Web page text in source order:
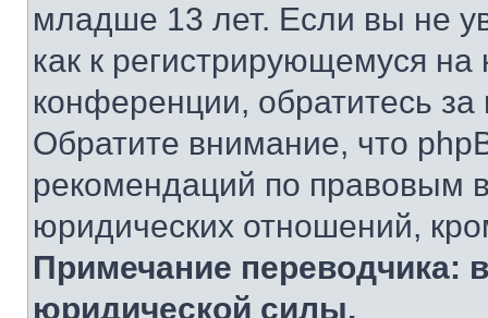
младше 13 лет. Если вы не
как к регистрирующемуся
конференции, обратитесь
Обратите внимание, что
рекомендаций по правовым
юридических отношений,
Примечание переводчика:
юридической силы.